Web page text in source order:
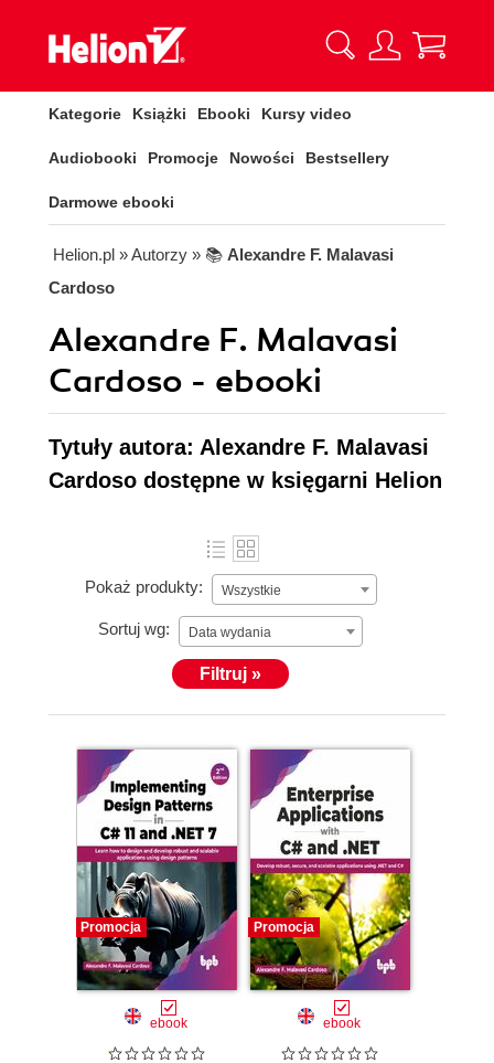
Kategorie Książki Ebooki Kursy video
Audiobooki Promocje Nowości Bestsellery
Darmowe ebooki
Helion.pl » Autorzy » 📚 Alexandre F. Malavasi
Cardoso
Alexandre F. Malavasi
Cardoso - ebooki
Tytuły autora: Alexandre F. Malavasi
Cardoso dostępne w księgarni Helion
Pokaż produkty: Wszystkie
Sortuj wg: Data wydania
Filtruj »
Promocja
ebook
Promocja
ebook